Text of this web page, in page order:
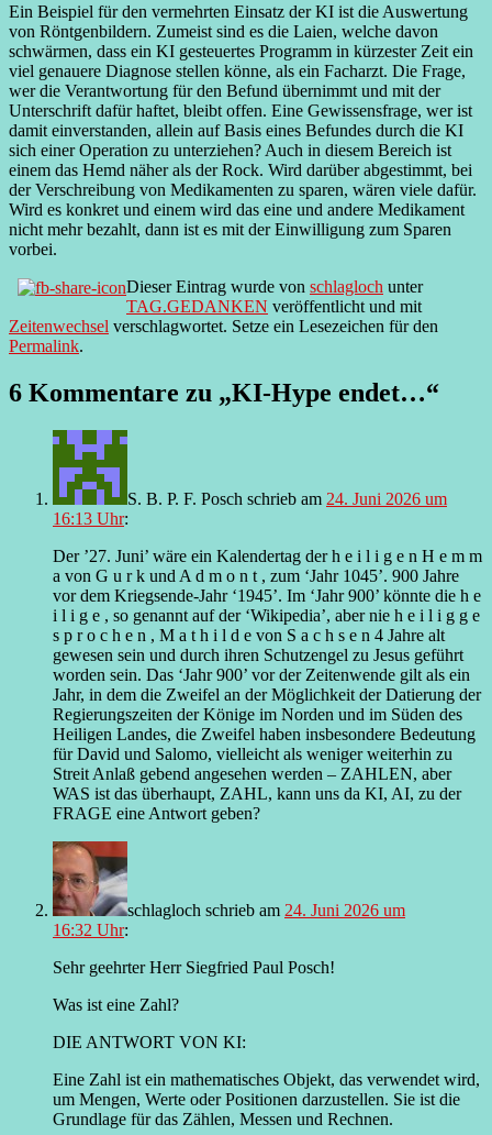
Ein Beispiel für den vermehrten Einsatz der KI ist die Auswertung
von Röntgenbildern. Zumeist sind es die Laien, welche davon
schwärmen, dass ein KI gesteuertes Programm in kürzester Zeit ein
viel genauere Diagnose stellen könne, als ein Facharzt. Die Frage,
wer die Verantwortung für den Befund übernimmt und mit der
Unterschrift dafür haftet, bleibt offen. Eine Gewissensfrage, wer ist
damit einverstanden, allein auf Basis eines Befundes durch die KI
sich einer Operation zu unterziehen? Auch in diesem Bereich ist
einem das Hemd näher als der Rock. Wird darüber abgestimmt, bei
der Verschreibung von Medikamenten zu sparen, wären viele dafür.
Wird es konkret und einem wird das eine und andere Medikament
nicht mehr bezahlt, dann ist es mit der Einwilligung zum Sparen
vorbei.
Dieser Eintrag wurde von schlagloch unter
TAG.GEDANKEN veröffentlicht und mit
Zeitenwechsel verschlagwortet. Setze ein Lesezeichen für den
Permalink.
6 Kommentare zu „KI-Hype endet…“
S. B. P. F. Posch schrieb am 24. Juni 2026 um
16:13 Uhr:
Der ’27. Juni’ wäre ein Kalendertag der h e i l i g e n H e m m
a von G u r k und A d m o n t , zum ‘Jahr 1045’. 900 Jahre
vor dem Kriegsende-Jahr ‘1945’. Im ‘Jahr 900’ könnte die h e
i l i g e , so genannt auf der ‘Wikipedia’, aber nie h e i l i g g e
s p r o c h e n , M a t h i l d e von S a c h s e n 4 Jahre alt
gewesen sein und durch ihren Schutzengel zu Jesus geführt
worden sein. Das ‘Jahr 900’ vor der Zeitenwende gilt als ein
Jahr, in dem die Zweifel an der Möglichkeit der Datierung der
Regierungszeiten der Könige im Norden und im Süden des
Heiligen Landes, die Zweifel haben insbesondere Bedeutung
für David und Salomo, vielleicht als weniger weiterhin zu
Streit Anlaß gebend angesehen werden – ZAHLEN, aber
WAS ist das überhaupt, ZAHL, kann uns da KI, AI, zu der
FRAGE eine Antwort geben?
schlagloch schrieb am 24. Juni 2026 um
16:32 Uhr:
Sehr geehrter Herr Siegfried Paul Posch!
Was ist eine Zahl?
DIE ANTWORT VON KI:
Eine Zahl ist ein mathematisches Objekt, das verwendet wird,
um Mengen, Werte oder Positionen darzustellen. Sie ist die
Grundlage für das Zählen, Messen und Rechnen.